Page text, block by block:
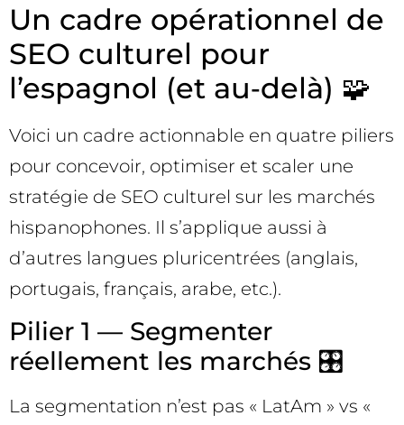
Un cadre opérationnel de
SEO culturel pour
l’espagnol (et au‑delà) 🧩
Voici un cadre actionnable en quatre piliers
pour concevoir, optimiser et scaler une
stratégie de SEO culturel sur les marchés
hispanophones. Il s’applique aussi à
d’autres langues pluricentrées (anglais,
portugais, français, arabe, etc.).
Pilier 1 — Segmenter
réellement les marchés 🎛️
La segmentation n’est pas « LatAm » vs «